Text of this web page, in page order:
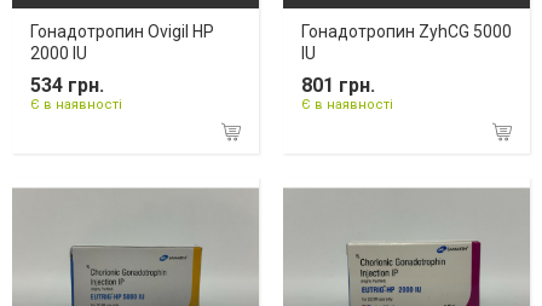
Гонадотропин Ovigil HP
2000 IU
534 грн.
Є в наявності
Гонадотропин ZyhCG 5000
IU
801 грн.
Є в наявності